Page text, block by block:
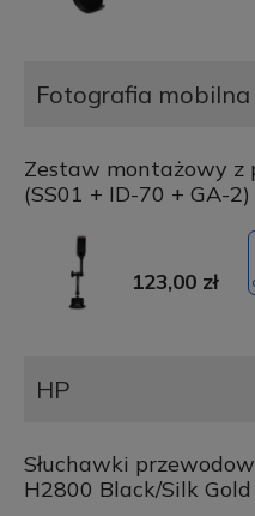
Fotografia mobilna
Zestaw montażowy z
(SS01 + ID-70 + GA-2)
123,00 zł
HP
Słuchawki
H2800 Black/Silk